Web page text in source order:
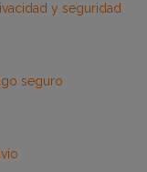
y seguridad
seguro